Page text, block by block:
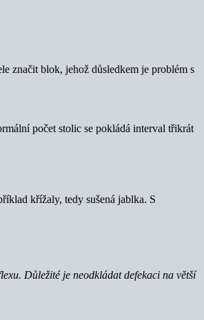
značit blok, jehož důsledkem je problém s
počet stolic se pokládá interval třikrát
křížaly, tedy sušená jablka. S
Důležité je neodkládat defekaci na větší